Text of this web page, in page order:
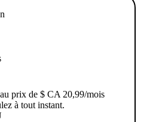
prix de $ CA 20,99/mois
à tout instant.